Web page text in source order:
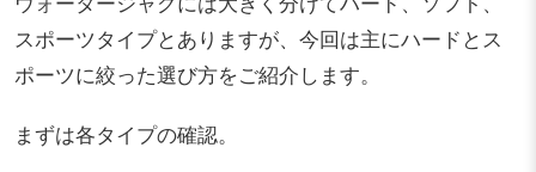
スポーツタイプとありますが、今回は主にハードとス
ポーツに絞った選び方をご紹介します。
まずは各タイプの確認。